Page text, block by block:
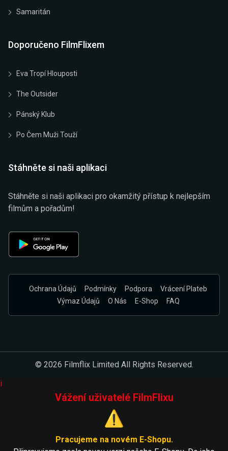
Samaritán
Doporučeno FilmFlixem
Eva Tropí Hlouposti
The Outsider
Pánský Klub
Po Čem Muži Touží
Stáhněte si naši aplikaci
Stáhněte si naši aplikaci pro okamžitý přístup k nejlepším
filmům a pořadům!
Ochrana Údajů Podmínky Podpora
Vrácení Plateb
Výmaz Údajů
O Nás E-Shop FAQ
© 2026 Filmflix Limited All Rights Reserved.
i
Vážení uživatelé FilmFlixu
⚠️
Pracujeme na novém E-Shopu.